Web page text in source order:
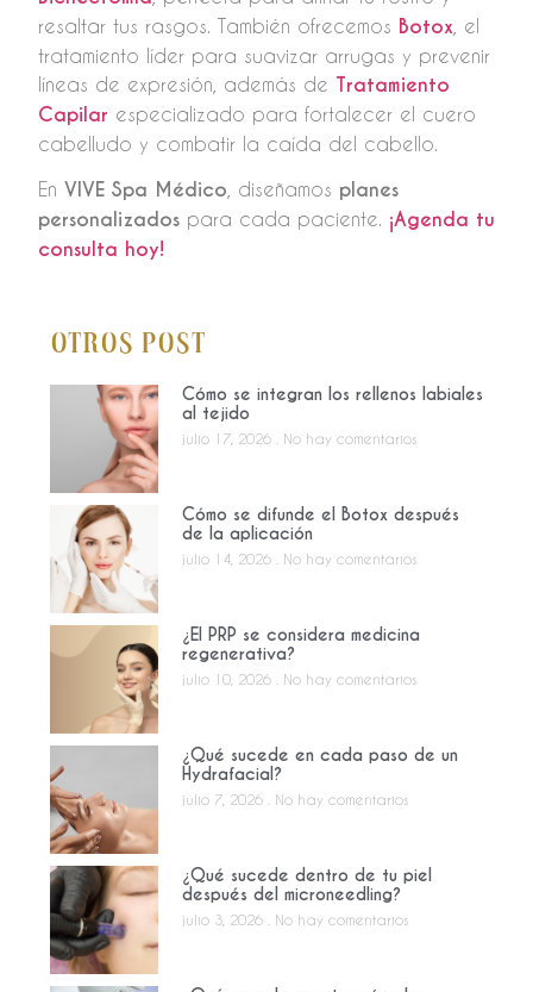
Otros Post
Cómo se integran los rellenos labiales
al tejido
julio 17, 2026 No hay comentarios
Cómo se difunde el Botox después
de la aplicación
julio 14, 2026 No hay comentarios
¿El PRP se considera medicina
regenerativa?
julio 10, 2026 No hay comentarios
¿Qué sucede en cada paso de un
Hydrafacial?
julio 7, 2026 No hay comentarios
¿Qué sucede dentro de tu piel
después del microneedling?
julio 3, 2026 No hay comentarios
resaltar tus rasgos. También ofrecemos Botox , el
tratamiento líder para suavizar arrugas y prevenir
líneas de expresión, además de Tratamiento
Capilar especializado para fortalecer el cuero
cabelludo y combatir la caída del cabello.
En VIVE Spa Médico , diseñamos planes
personalizados para cada paciente. ¡Agenda tu
consulta hoy!